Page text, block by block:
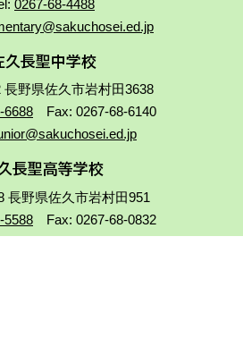
0267-68-4488
久長聖中学校
長野県佐久市岩村田3638
6688 Fax: 0267-68-6140
長聖高等学校
長野県佐久市岩村田951
5588 Fax: 0267-68-0832